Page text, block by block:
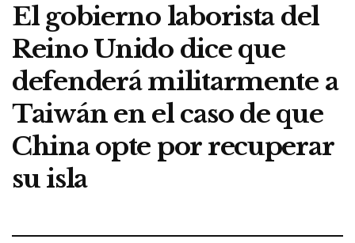
El gobierno laborista del
Reino Unido dice que
defenderá militarmente a
Taiwán en el caso de que
China opte por recuperar
su isla